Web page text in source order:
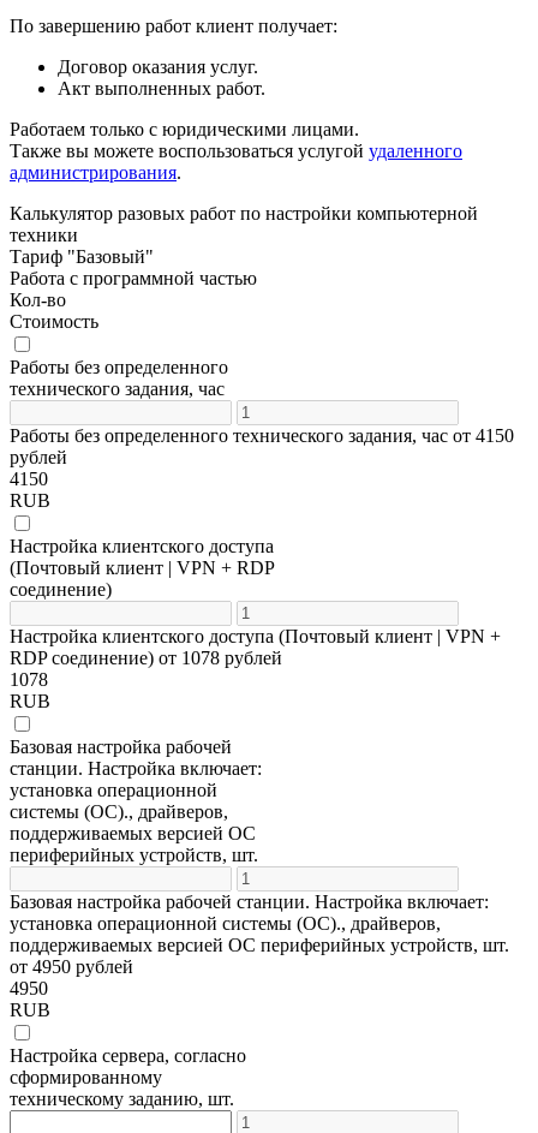
По завершению работ клиент получает:
Договор оказания услуг.
Акт выполненных работ.
Работаем только с юридическими лицами.
Также вы можете воспользоваться услугой удаленного
администрирования.
Калькулятор разовых работ по настройки компьютерной
техники
Тариф "Базовый"
Работа с программной частью
Кол-во
Cтоимость
Работы без определенного
технического задания, час
Работы без определенного технического задания, час от 4150
рублей
4150
RUB
Настройка клиентского доступа
(Почтовый клиент | VPN + RDP
соединение)
Настройка клиентского доступа (Почтовый клиент | VPN +
RDP соединение) от 1078 рублей
1078
RUB
Базовая настройка рабочей
станции. Настройка включает:
установка операционной
системы (ОС)., драйверов,
поддерживаемых версией ОС
периферийных устройств, шт.
Базовая настройка рабочей станции. Настройка включает:
установка операционной системы (ОС)., драйверов,
поддерживаемых версией ОС периферийных устройств, шт.
от 4950 рублей
4950
RUB
Настройка сервера, согласно
сформированному
техническому заданию, шт.